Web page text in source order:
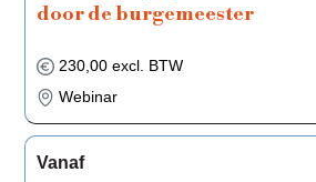
door de burgemeester
230,00 excl. BTW
Webinar
Vanaf